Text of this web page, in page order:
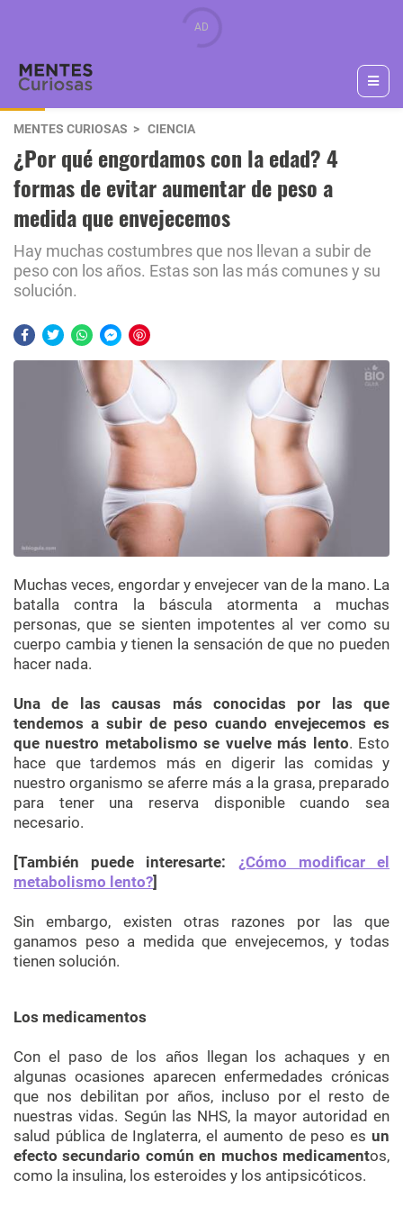
MENTES CURIOSAS CIENCIA
¿Por qué engordamos con la edad? 4
formas de evitar aumentar de peso a
medida que envejecemos
Hay muchas costumbres que nos llevan a subir de
peso con los años. Estas son las más comunes y su
solución.
Muchas veces, engordar y envejecer van de la mano. La
batalla contra la báscula atormenta a muchas
personas, que se sienten impotentes al ver como su
cuerpo cambia y tienen la sensación de que no pueden
hacer nada.
Una de las causas más conocidas por las que
tendemos a subir de peso cuando envejecemos es
que nuestro metabolismo se vuelve más lento. Esto
hace que tardemos más en digerir las comidas y
nuestro organismo se aferre más a la grasa, preparado
para tener una reserva disponible cuando sea
necesario.
[También puede interesarte: ¿Cómo modificar el
metabolismo lento?]
Sin embargo, existen otras razones por las que
ganamos peso a medida que envejecemos, y todas
tienen solución.
Los medicamentos
Con el paso de los años llegan los achaques y en
algunas ocasiones aparecen enfermedades crónicas
que nos debilitan por años, incluso por el resto de
nuestras vidas. Según las NHS, la mayor autoridad en
salud pública de Inglaterra, el aumento de peso es un
efecto secundario común en muchos medicamentos,
como la insulina, los esteroides y los antipsicóticos.